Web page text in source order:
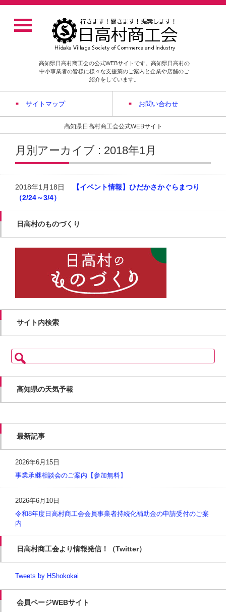
高知県日高村商工会の公式WEBサイトです。高知県日高村の
中小事業者の皆様に様々な支援策のご案内と企業や店舗のご
紹介をしています。
サイトマップ お問い合わせ
高知県日高村商工会公式WEBサイト
月別アーカイブ : 2018年1月
2018年1月18日
【イベント情報】ひだかさかぐらまつり
（2/24～3/4）
日高村のものづくり
サイト内検索
検
索:
高知県の天気予報
最新記事
2026年6月15日
事業承継相談会のご案内【参加無料】
2026年6月10日
令和8年度日高村商工会会員事業者持続化補助金の申請受付のご案
内
日高村商工会より情報発信！（Twitter）
Tweets by HShokokai
会員ページWEBサイト